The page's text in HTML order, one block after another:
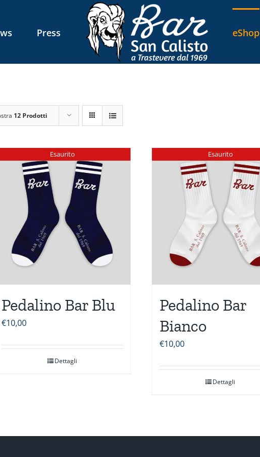
Press eShop
12 Prodotti
Esaurito
Pedalino Bar Blu
€10,00
Dettagli
Esaurito
Pedalino Bar
Bianco
€10,00
Dettagli